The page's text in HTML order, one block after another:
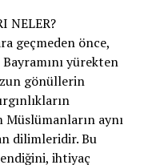
NELER?
geçmeden önce,
yürekten
gönüllerin
aynı
dilimleridir. Bu
ihtiyaç